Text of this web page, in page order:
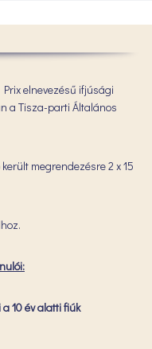
elnevezésű ifjúsági
a Tisza-parti Általános
megrendezésre 2 x 15
10 év alatti fiúk